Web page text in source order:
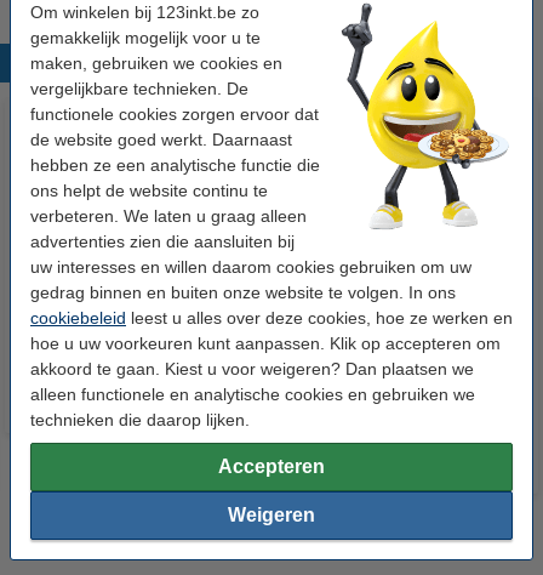
Om winkelen bij 123inkt.be zo
gemakkelijk mogelijk voor u te
maken, gebruiken we cookies en
vergelijkbare technieken. De
functionele cookies zorgen ervoor dat
de website goed werkt. Daarnaast
hebben ze een analytische functie die
ons helpt de website continu te
verbeteren. We laten u graag alleen
advertenties zien die aansluiten bij
uw interesses en willen daarom cookies gebruiken om uw
gedrag binnen en buiten onze website te volgen. In ons
cookiebeleid leest u alles over deze cookies, hoe ze werken en
hoe u uw voorkeuren kunt aanpassen. Klik op accepteren om
akkoord te gaan. Kiest u voor weigeren? Dan plaatsen we
alleen functionele en analytische cookies en gebruiken we
technieken die daarop lijken.
Accepteren
Weigeren
Populaire producten
Brother PJ-763 MFi mobiele A4-
printer met Bluetooth
Brother PA-BT-002 oplaadbare
Lithium-ion batterij
€ 138,50 Incl. 21% btw